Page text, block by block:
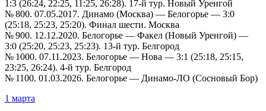
1:3 (26:24, 22:25, 11:25, 26:28). 17-й тур. Новый Уренгой
№ 800. 07.05.2017. Динамо (Москва) — Белогорье — 3:0
(25:18, 25:23, 25:20). Финал шести. Москва
№ 900. 12.12.2020. Белогорье — Факел (Новый Уренгой) —
3:0 (25:20, 25:23, 25:23). 13-й тур. Белгород
№ 1000. 07.11.2023. Белогорье — Нова — 3:1 (25:18, 25:15,
23:25, 26:24). 4-й тур. Белгород
№ 1100. 01.03.2026. Белогорье — Динамо-ЛО (Сосновый Бор)
1 марта